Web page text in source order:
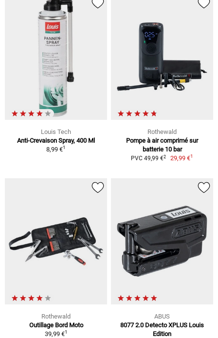
Louis Tech
Anti-Crevaison Spray, 400 Ml
8,99 €1
Rothewald
Pompe à air comprimé sur
batterie 10 bar
PVC 49,99 €2 29,99 €1
Rothewald
Outillage Bord Moto
39,99 €1
ABUS
8077 2.0 Detecto XPLUS Louis
Edition